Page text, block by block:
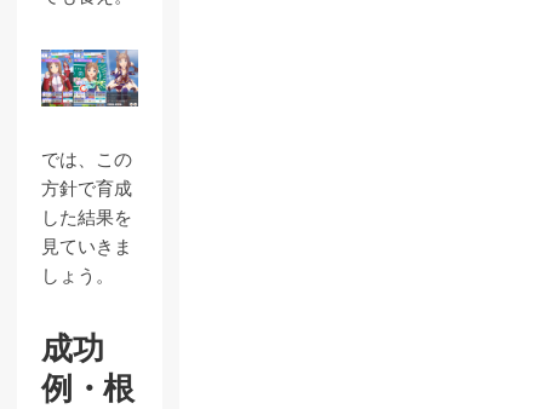
では、この
方針で育成
した結果を
見ていきま
しょう。
成功
例・根